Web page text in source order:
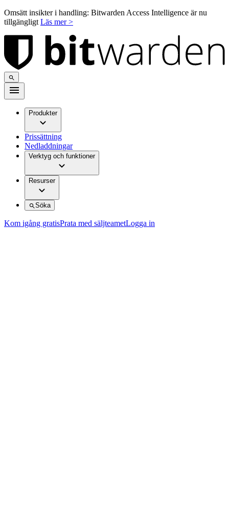
Omsätt insikter i handling: Bitwarden Access Intelligence är nu
tillgängligt Läs mer >
Produkter
Prissättning
Nedladdningar
Verktyg och funktioner
Resurser
Söka
Kom igång gratisPrata med säljteametLogga in